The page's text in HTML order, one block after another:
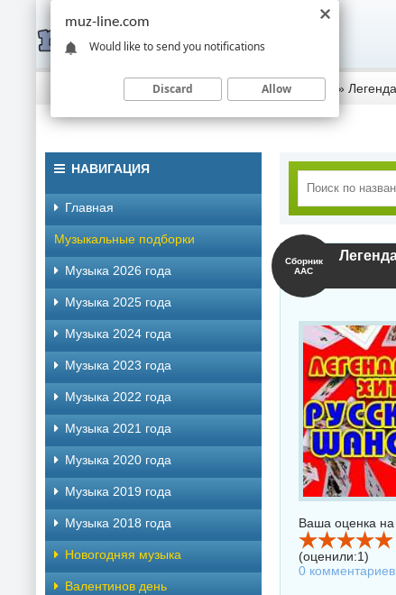
Скачать музыку торрентом Музыка 2021 года »
Сборник
AAC
Ваша оценка на
(оценили:1)
0 комментариев
НАВИГАЦИЯ
Главная
Музыкальные подборки
Музыка 2026 года
Музыка 2025 года
Музыка 2024 года
Музыка 2023 года
Музыка 2022 года
Музыка 2021 года
Музыка 2020 года
Музыка 2019 года
Музыка 2018 года
Новогодняя музыка
Валентинов день
muz-line.com
Would like to send you notifications
Discard Allow